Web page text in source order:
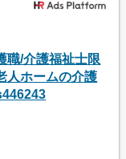
職/介護福祉士限
人ホームの介護